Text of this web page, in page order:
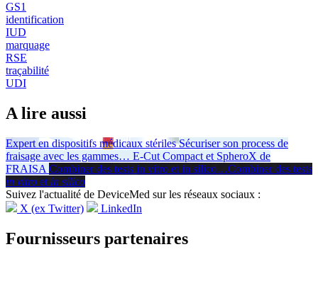
GS1
identification
IUD
marquage
RSE
traçabilité
UDI
A lire aussi
Expert en dispositifs médicaux stériles Sécuriser son process de
fraisage avec les gammes… E-Cut Compact et SpheroX de
FRAISA Combiner des tests in vitro et in silico…Combiner des tests
in vitro et in silico
Suivez l'actualité de DeviceMed sur les réseaux sociaux :
X (ex Twitter)
LinkedIn
Fournisseurs partenaires